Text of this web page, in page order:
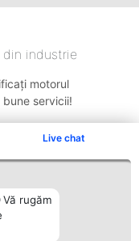
Live chat
rugăm
din industrie
motorul
servicii!